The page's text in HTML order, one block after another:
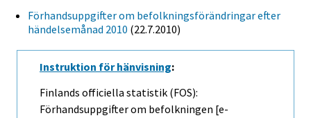
Förhandsuppgifter om befolkningsförändringar efter
händelsemånad 2010 (22.7.2010)
Instruktion för hänvisning:
Finlands officiella statistik (FOS):
Förhandsuppgifter om befolkningen [e-